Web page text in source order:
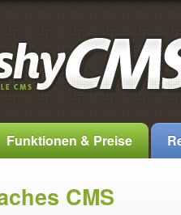
Funktionen & Preise
CMS